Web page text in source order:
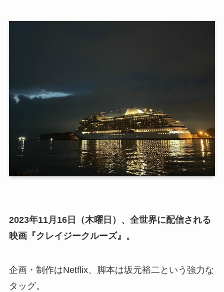
2023年11月16日（木曜日）、全世界に配信される
映画『クレイジークルーズ』。
企画・制作はNetflix、脚本は坂元裕二という強力な
タッグ。